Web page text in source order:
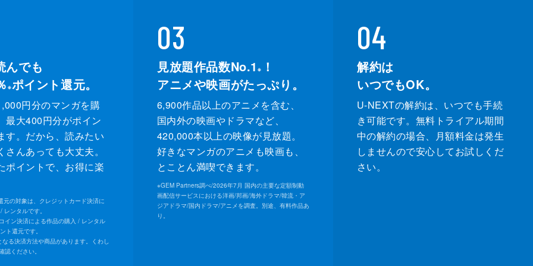
んでも
※ポイント還元。
円分のマンガを購
最大400円分がポイン
す。だから、読みたい
さんあっても大丈夫。
ポイントで、お得に楽
元の対象は、クレジットカード決済に
ンタルです。
イン決済による作品の購入 / レンタル
ト還元です。
る決済方法や商品があります。くわし
認ください。
03
見放題作品数No.1 ※
！
アニメや映画がたっぷり。
6,900作品以上のアニメを含む、
国内外の映画やドラマなど、
420,000本以上の映像が見放題。
好きなマンガのアニメも映画も、
とことん満喫できます。
※GEM Partners調べ/2026年7⽉ 国内の主要な定額制動
画配信サービスにおける洋画/邦画/海外ドラマ/韓流・ア
ジアドラマ/国内ドラマ/アニメを調査。別途、有料作品あ
り。
04
解約は
いつでもOK。
U-NEXTの解約は、いつでも手続
き可能です。無料トライアル期間
中の解約の場合、月額料金は発生
しませんので安心してお試しくだ
さい。